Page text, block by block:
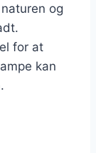
og
for at
kan